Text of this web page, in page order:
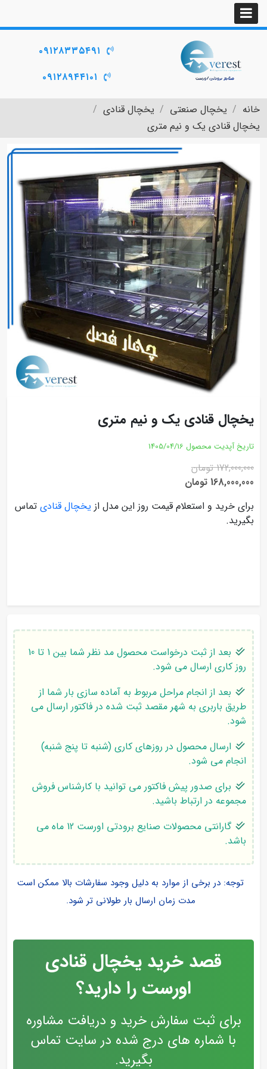
۰۹۱۲۸۳۳۵۴۹۱
۰۹۱۲۸۹۴۴۱۰۱
خانه یخچال صنعتی
یخچال قنادی
یخچال قنادی یک و نیم متری
یخچال قنادی یک و نیم متری
تاریخ آپدیت محصول 1405/04/16
172,000,000 تومان
168,000,000 تومان
برای خرید و استعلام قیمت روز این مدل از یخچال قنادی تماس
بگیرید.
بعد از ثبت درخواست محصول مد نظر شما بین 1 تا 10
روز کاری ارسال می شود.
بعد از انجام مراحل مربوط به آماده سازی بار شما از
طریق باربری به شهر مقصد ثبت شده در فاکتور ارسال می
شود.
ارسال محصول در روزهای کاری (شنبه تا پنج شنبه)
انجام می شود.
برای صدور پیش فاکتور می توانید با کارشناس فروش
مجموعه در ارتباط باشید.
گارانتی محصولات صنایع برودتی اورست 12 ماه می
باشد.
توجه: در برخی از موارد به دلیل وجود سفارشات بالا ممکن است
مدت زمان ارسال بار طولانی تر شود.
قصد خرید یخچال قنادی
اورست را دارید؟
برای ثبت سفارش خرید و دریافت مشاوره
با شماره های درج شده در سایت تماس
بگیرید.